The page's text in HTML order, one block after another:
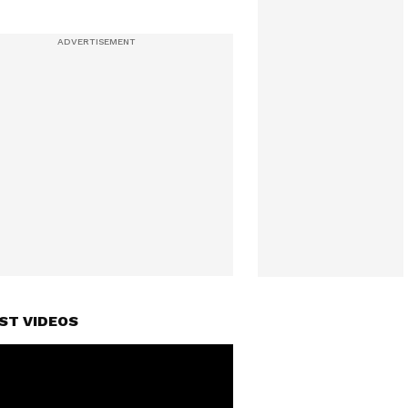
VIDEOS